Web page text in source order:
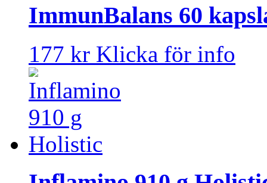
ImmunBalans 60
177 kr Klicka för info